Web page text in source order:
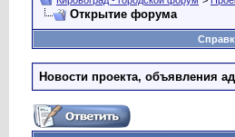
Открытие форума
Новости проекта, объявления